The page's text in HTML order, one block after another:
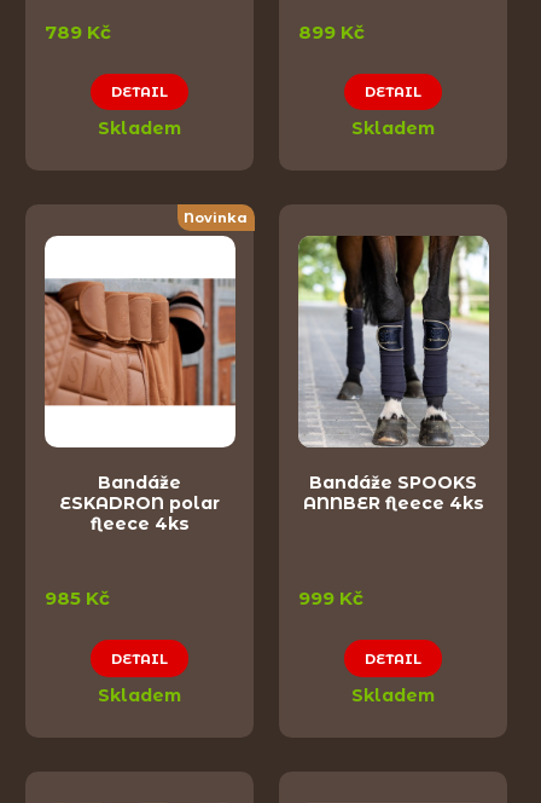
789 Kč
DETAIL
Skladem
899 Kč
DETAIL
Skladem
Novinka
Bandáže
ESKADRON polar
fleece 4ks
985 Kč
DETAIL
Skladem
Bandáže SPOOKS
ANNBER fleece 4ks
999 Kč
DETAIL
Skladem